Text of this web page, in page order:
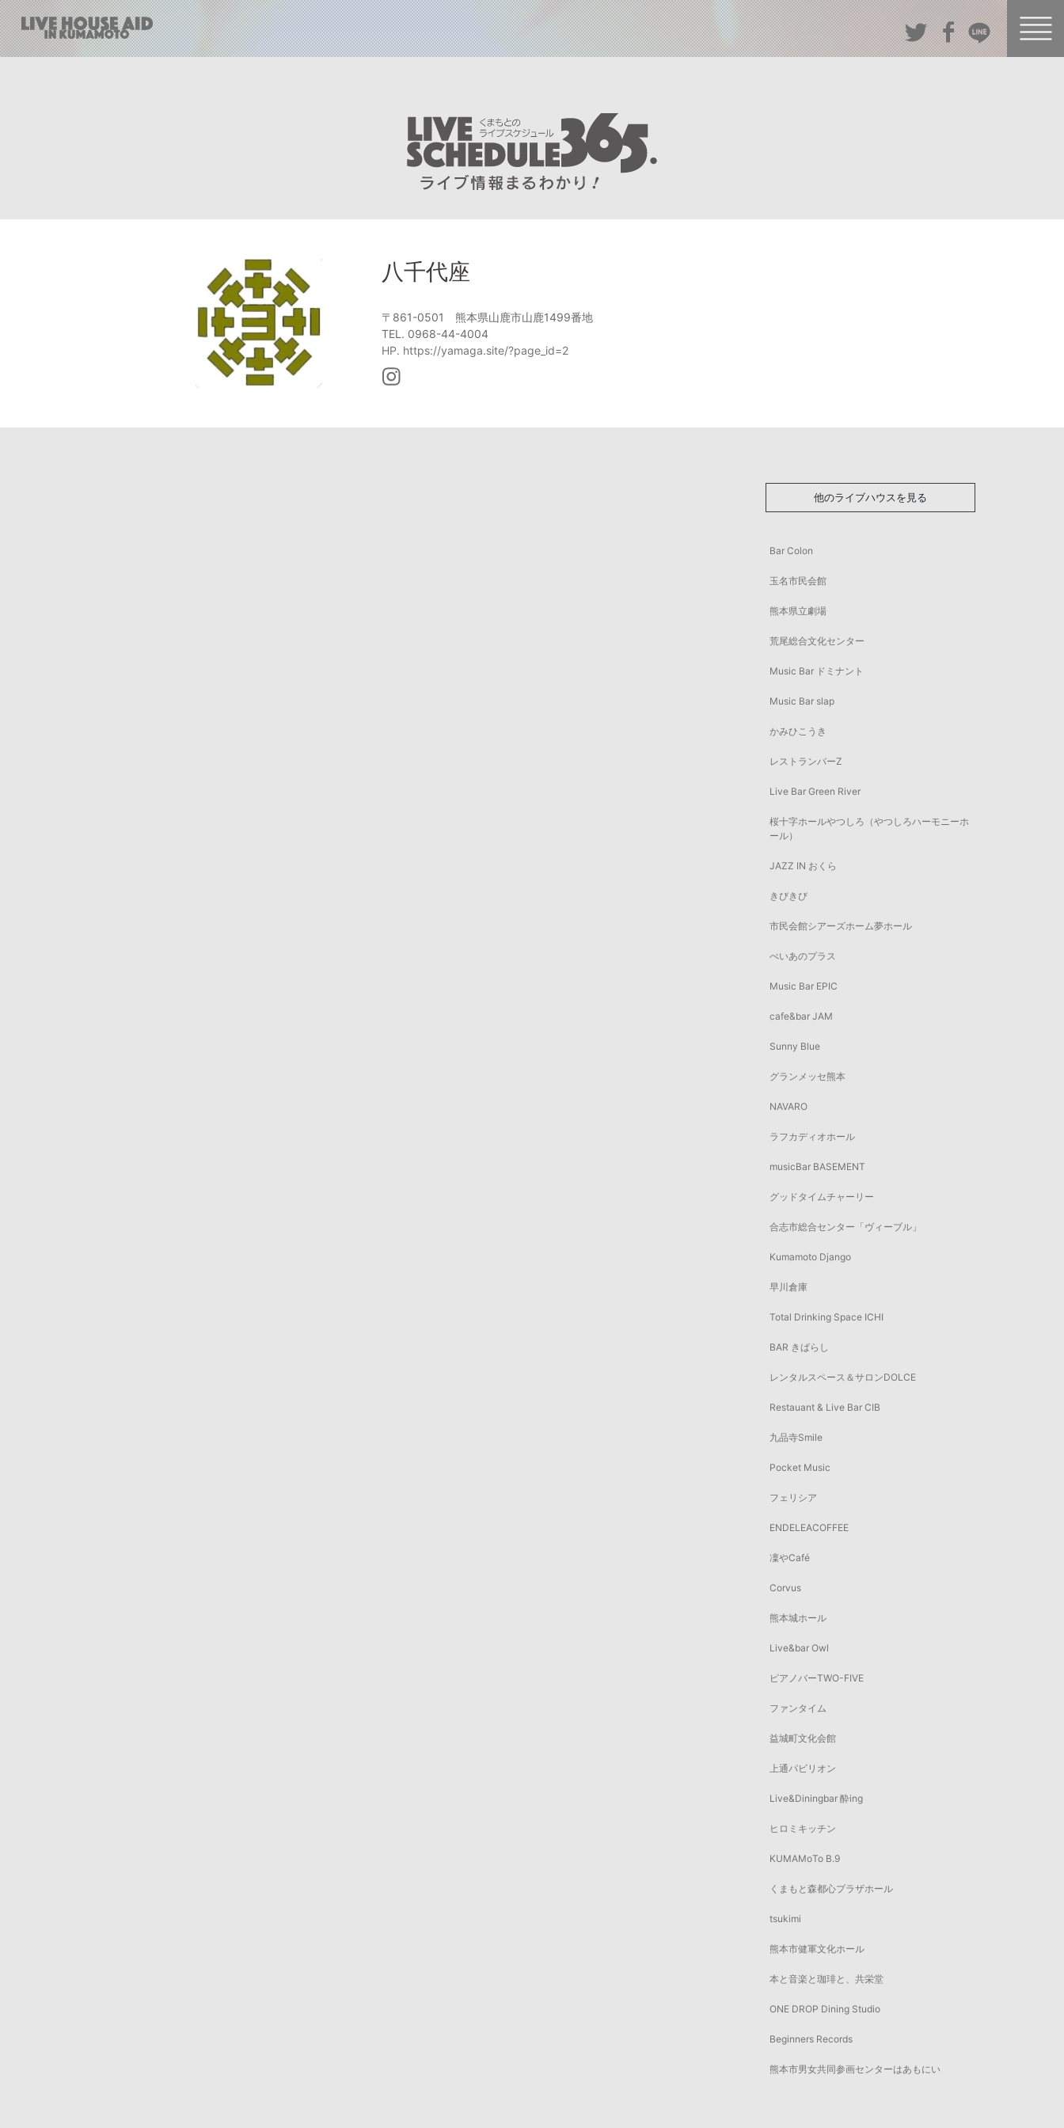
八千代座
〒861-0501 熊本県山鹿市山鹿1499番地
TEL. 0968-44-4004
HP. https://yamaga.site/?page_id=2
他のライブハウスを見る
Bar Colon
玉名市民会館
熊本県立劇場
荒尾総合文化センター
Music Bar ドミナント
Music Bar slap
かみひこうき
レストランバーZ
Live Bar Green River
桜十字ホールやつしろ（やつしろハーモニーホ
ール）
JAZZ IN おくら
きびきび
市民会館シアーズホーム夢ホール
ぺいあのプラス
Music Bar EPIC
cafe&bar JAM
Sunny Blue
グランメッセ熊本
NAVARO
ラフカディオホール
musicBar BASEMENT
グッドタイムチャーリー
合志市総合センター「ヴィーブル」
Kumamoto Django
早川倉庫
Total Drinking Space ICHI
BAR きばらし
レンタルスペース＆サロンDOLCE
Restauant & Live Bar CIB
九品寺Smile
Pocket Music
フェリシア
ENDELEACOFFEE
凜やCafé
Corvus
熊本城ホール
Live&bar Owl
ピアノバーTWO-FIVE
ファンタイム
益城町文化会館
上通パビリオン
Live&Diningbar 酔ing
ヒロミキッチン
KUMAMoTo B.9
くまもと森都心プラザホール
tsukimi
熊本市健軍文化ホール
本と音楽と珈琲と、共栄堂
ONE DROP Dining Studio
Beginners Records
熊本市男女共同参画センターはあもにい